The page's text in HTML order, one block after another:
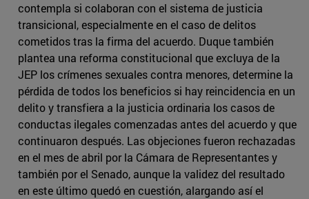
contempla si colaboran con el sistema de justicia
transicional, especialmente en el caso de delitos
cometidos tras la firma del acuerdo. Duque también
plantea una reforma constitucional que excluya de la
JEP los crímenes sexuales contra menores, determine la
pérdida de todos los beneficios si hay reincidencia en un
delito y transfiera a la justicia ordinaria los casos de
conductas ilegales comenzadas antes del acuerdo y que
continuaron después. Las objeciones fueron rechazadas
en el mes de abril por la Cámara de Representantes y
también por el Senado, aunque la validez del resultado
en este último quedó en cuestión, alargando así el